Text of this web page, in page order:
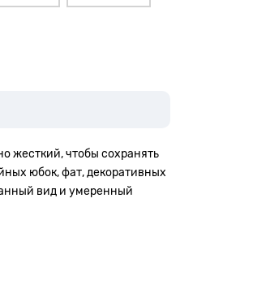
жесткий, чтобы сохранять
юбок, фат, декоративных
вид и умеренный